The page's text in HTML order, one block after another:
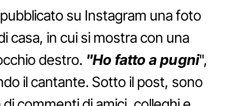
su Instagram una foto
casa, in cui si mostra con una
destro. "Ho fatto a pugni",
il cantante. Sotto il post, sono